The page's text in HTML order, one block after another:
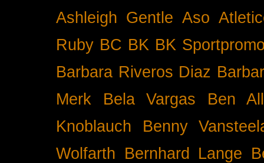
Ashleigh Gentle Aso
Ruby BC BK BK
Barbara Riveros Diaz
Merk
Bela Vargas
Ben
Knoblauch
Benny
Wolfarth Bernhard Lange